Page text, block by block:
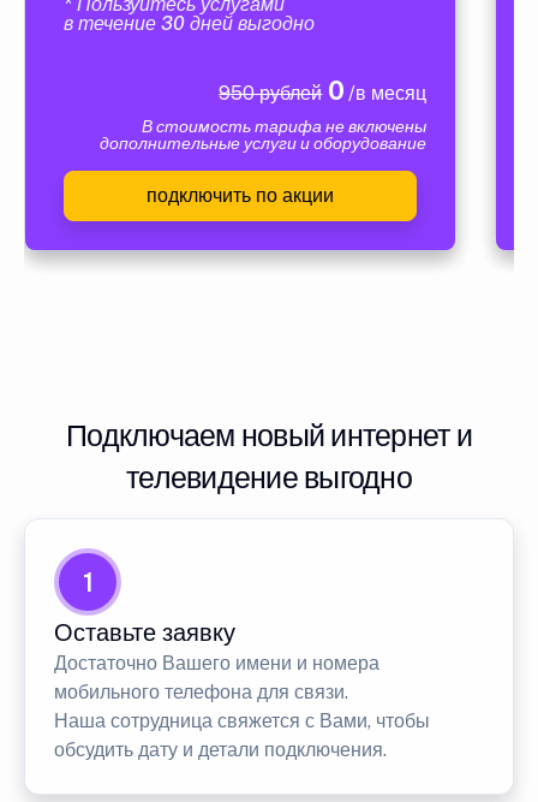
в течение 30 дней выгодно
950 рублей0 /в месяц
В стоимость тарифа не включены
дополнительные услуги и оборудование
подключить по акции
Подключаем новый интернет и
телевидение выгодно
1
Оставьте заявку
Достаточно Вашего имени и номера
мобильного телефона для связи.
Наша сотрудница свяжется с Вами, чтобы
обсудить дату и детали подключения.